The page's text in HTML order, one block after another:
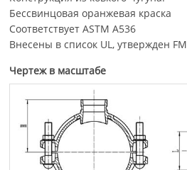
Бессвинцовая оранжевая краска
Соответствует ASTM A536
Внесены в список UL, утвержден FM
Чертеж в масштабе